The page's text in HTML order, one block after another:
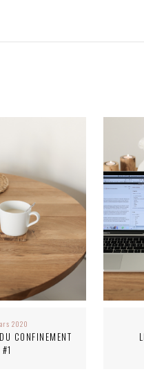
2020
CONFINEMENT
#1